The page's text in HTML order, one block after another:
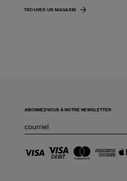
TROUVER UN MAGASIN
ABONNEZ-VOUS À NOTRE NEWSLETTER